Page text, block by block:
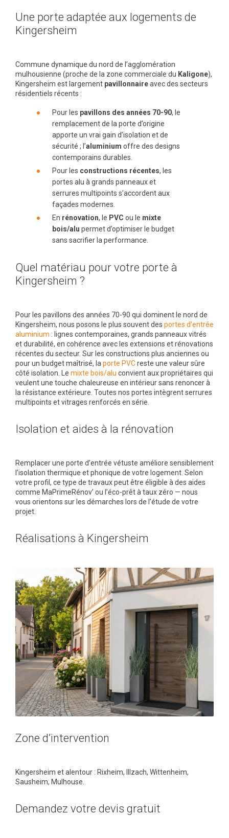
Une porte adaptée aux logements de
Kingersheim
Commune dynamique du nord de l’agglomération
mulhousienne (proche de la zone commerciale du Kaligone),
Kingersheim est largement pavillonnaireavec des secteurs
résidentiels récents :
Pour les pavillons des années 70-90, le
remplacement de la porte d’origine
apporte un vrai gain d’isolation et de
sécurité ; l’aluminium offre des designs
contemporains durables.
Pour les constructions récentes, les
portes alu à grands panneaux et
serrures multipoints s’accordent aux
façades modernes.
En rénovation, le PVC ou le mixte
bois/alu permet d’optimiser le budget
sans sacrifier la performance.
Quel matériau pour votre porte à
Kingersheim ?
Pour les pavillons des années 70-90 qui dominent le nord de
Kingersheim, nous posons le plus souvent des portes d’entrée
aluminium : lignes contemporaines, grands panneaux vitrés
et durabilité, en cohérence avec les extensions et rénovations
récentes du secteur. Sur les constructions plus anciennes ou
pour un budget maîtrisé, la porte PVCreste une valeur sûre
côté isolation. Le mixte bois/alu convient aux propriétaires qui
veulent une touche chaleureuse en intérieur sans renoncer à
la résistance extérieure. Toutes nos portes intègrent serrures
multipoints et vitrages renforcés en série.
Isolation et aides à la rénovation
Remplacer une porte d’entrée vétuste améliore sensiblement
l’isolation thermique et phonique de votre logement. Selon
votre profil, ce type de travaux peut être éligible à des aides
comme MaPrimeRénov’ ou l’éco-prêt à taux zéro — nous
vous orientons sur les démarches lors de l’étude de votre
projet.
Réalisations à Kingersheim
Zone d’intervention
Kingersheim et alentour : Rixheim, Illzach, Wittenheim,
Sausheim, Mulhouse.
Demandez votre devis gratuit